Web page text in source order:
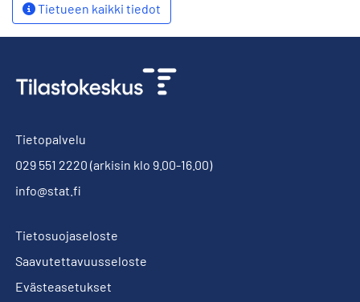
Tietueen kaikki tiedot
Tietopalvelu
029 551 2220 (arkisin klo 9.00-16.00)
info@stat.fi
Tietosuojaseloste
Saavutettavuusseloste
Evästeasetukset